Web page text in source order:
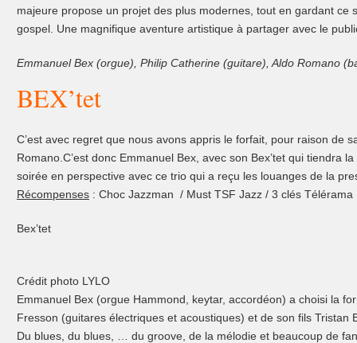
majeure propose un projet des plus modernes, tout en gardant ce
gospel. Une magnifique aventure artistique à partager avec le
Emmanuel Bex (orgue), Philip Catherine (guitare), Aldo Romano
BEX’tet
C’est avec regret que nous avons appris le forfait, pour raison de
Romano.C’est donc Emmanuel Bex, avec son Bex’tet qui tiendra
soirée en perspective avec ce trio qui a reçu les louanges de la
Récompenses : Choc Jazzman / Must TSF Jazz / 3 clés Télérama
Bex’tet
Crédit photo LYLO
Emmanuel Bex (orgue Hammond, keytar, accordéon) a choisi la
Fresson (guitares électriques et acoustiques) et de son fils Tristan
Du blues, du blues, … du groove, de la mélodie et beaucoup de